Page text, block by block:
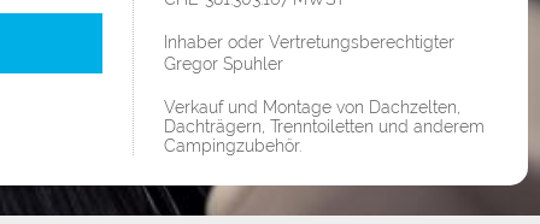
Inhaber oder Vertretungsberechtigter
Gregor Spuhler
Verkauf und Montage von Dachzelten,
Dachträgern, Trenntoiletten und anderem
Campingzubehör.